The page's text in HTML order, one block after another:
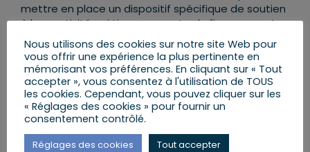
mettre en place un dispositif spécifique de soutien
à leur activité qui tienne compte du financement
conventionnel.
Partager cet article
Facebook
X LinkedInEmail
Nous utilisons des cookies sur notre site Web pour
vous offrir une expérience la plus pertinente en
mémorisant vos préférences. En cliquant sur « Tout
accepter », vous consentez à l'utilisation de TOUS
les cookies. Cependant, vous pouvez cliquer sur les
« Réglages des cookies » pour fournir un
consentement contrôlé.
Réglages des cookies Tout accepter